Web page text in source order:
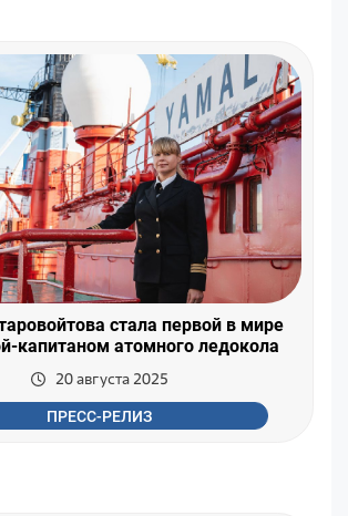
стала первой в мире
капитаном атомного ледокола
20 августа 2025
ПРЕСС-РЕЛИЗ